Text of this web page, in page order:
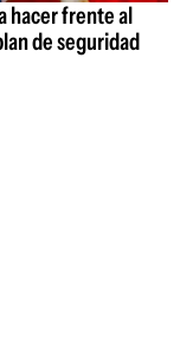
hacer frente al
de seguridad